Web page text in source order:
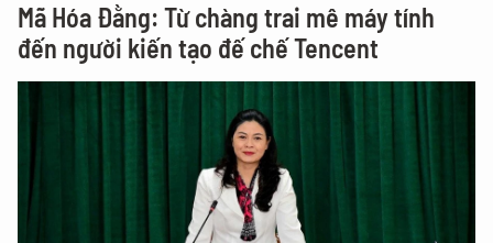
Mã Hóa Đằng: Từ chàng trai mê máy tính
đến người kiến tạo đế chế Tencent